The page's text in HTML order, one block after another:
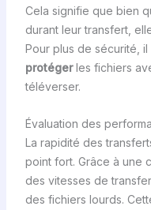
Cela signifie que bien
durant leur transfert,
Pour plus de sécurité,
protégerles fichiers
téléverser.
Évaluation des
La rapidité des
point fort. Grâce à une
des vitesses de
des fichiers lourds.